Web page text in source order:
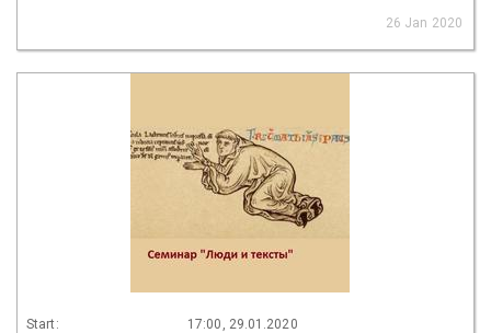
26 Jan 2020
Start: 17:00, 29.01.2020